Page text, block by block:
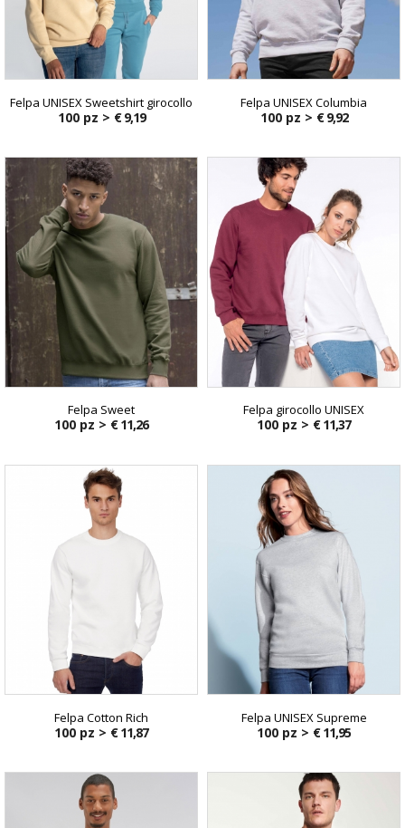
Felpa UNISEX Sweetshirt girocollo
100 pz > € 9,19
Felpa UNISEX Columbia
100 pz > € 9,92
Felpa Sweet
100 pz > € 11,26
Felpa girocollo UNISEX
100 pz > € 11,37
Felpa Cotton Rich
100 pz > € 11,87
Felpa UNISEX Supreme
100 pz > € 11,95